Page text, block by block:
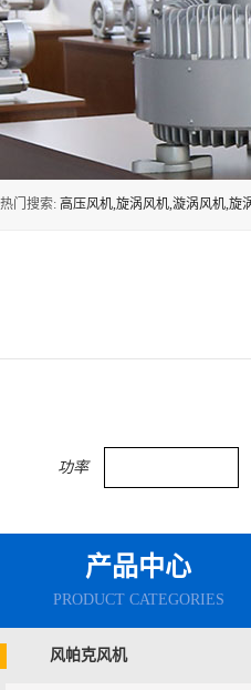
热门搜索: 高压风机,旋涡风机,漩涡风机,旋
功率
产品中心
PRODUCT CATEGORIES
风帕克风机